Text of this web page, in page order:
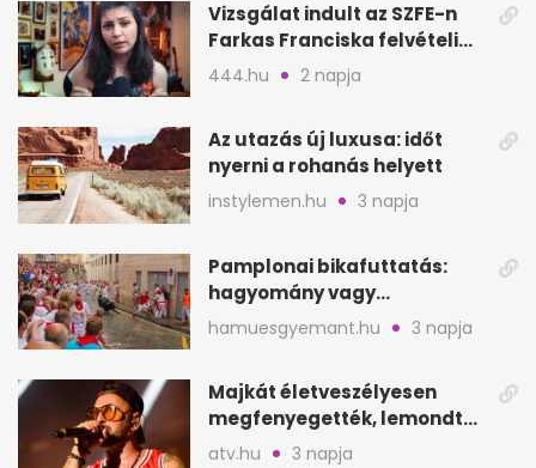
Vizsgálat indult az SZFE-n
Farkas Franciska felvételi
videója után
444.hu 2 napja
Az utazás új luxusa: időt
nyerni a rohanás helyett
instylemen.hu 3 napja
Pamplonai bikafuttatás:
hagyomány vagy
értelmetlen vérontás?
hamuesgyemant.hu 3 napja
Majkát életveszélyesen
megfenyegették, lemondta
a sepsiszentgyörgyi
atv.hu 3 napja